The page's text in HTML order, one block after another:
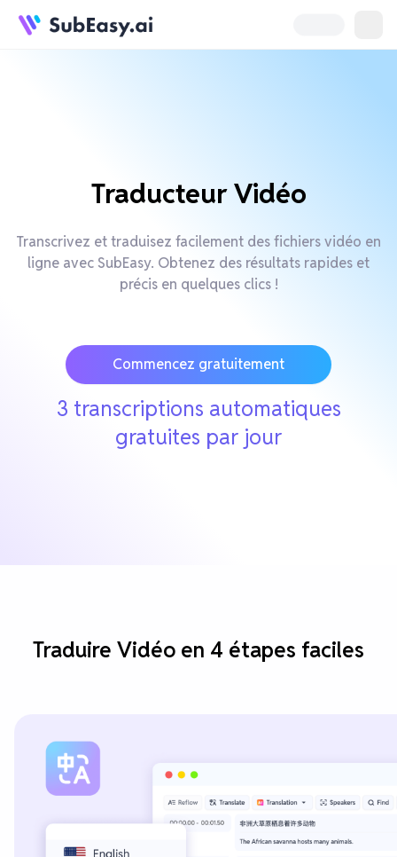
Traducteur Vidéo
Transcrivez et traduisez facilement des fichiers vidéo en
ligne avec SubEasy. Obtenez des résultats rapides et
précis en quelques clics !
Commencez gratuitement
3 transcriptions automatiques
gratuites par jour
Traduire Vidéo en 4 étapes faciles